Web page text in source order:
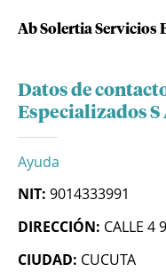
Ab Solertia Servicios
Datos de
Especializados S
Ayuda
NIT: 9014333991
DIRECCIÓN: CALLE 4
CIUDAD: CUCUTA